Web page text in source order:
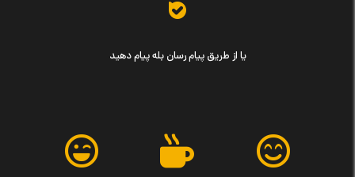
یا از طریق پیام رسان بله پیام دهید